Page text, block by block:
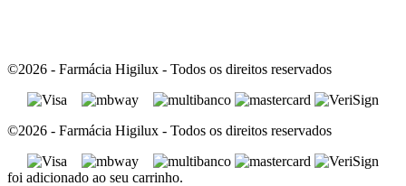
©2026 - Farmácia Higilux - Todos os direitos reservados
©2026 - Farmácia Higilux - Todos os direitos reservados
foi adicionado ao seu carrinho.